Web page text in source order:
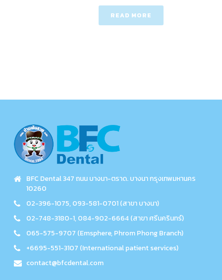
READ MORE
BFC Dental 347 ถนน บางนา-ตราด. บางนา กรุงเทพมหานคร
10260
02-396-1075, 093-581-0701 (สาขา บางนา)
02-748-3180-1, 084-902-6664 (สาขา ศรีนครินทร์)
065-575-9707 (Emsphere, Phrom Phong Branch)
+6695-551-3107 (International patient services)
contact@bfcdental.com